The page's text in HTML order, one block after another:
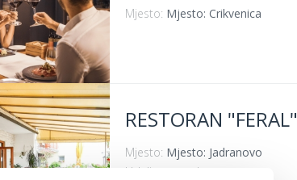
Mjesto: Mjesto: Crikvenica
RESTORAN "FERAL"
Mjesto: Mjesto: Jadranovo
Udaljenost od mora: